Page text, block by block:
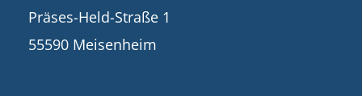
Präses-Held-Straße 1
55590 Meisenheim